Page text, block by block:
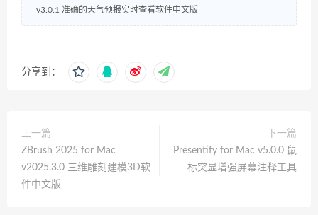
v3.0.1 准确的天气预报实时查看软件中文版
分享到：
上一篇
ZBrush 2025 for Mac
v2025.3.0 三维雕刻建模3D软
件中文版
下一篇
Presentify for Mac v5.0.0 鼠
标突显增强屏幕注释工具